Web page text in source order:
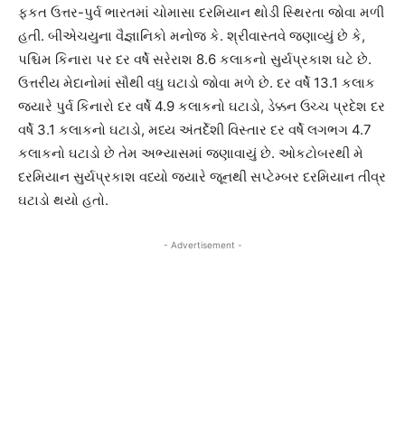
ફકત ઉત્તર-પુર્વ ભારતમાં ચોમાસા દરમિયાન થોડી સ્થિરતા જોવા મળી
હતી. બીએચયુના વૈજ્ઞાનિકો મનોજ કે. શ્રીવાસ્તવે જણાવ્યું છે કે,
પશ્ચિમ કિનારા પર દર વર્ષે સરેરાશ 8.6 કલાકનો સુર્યપ્રકાશ ઘટે છે.
ઉત્તરીય મેદાનોમાં સૌથી વધુ ઘટાડો જોવા મળે છે. દર વર્ષે 13.1 કલાક
જ્યારે પુર્વ કિનારો દર વર્ષે 4.9 કલાકનો ઘટાડો, ડેક્કન ઉચ્ચ પ્રદેશ દર
વર્ષે 3.1 કલાકનો ઘટાડો, મધ્ય અંતર્દેશી વિસ્તાર દર વર્ષે લગભગ 4.7
કલાકનો ઘટાડો છે તેમ અભ્યાસમાં જણાવાયું છે. ઓકટોબરથી મે
દરમિયાન સુર્યપ્રકાશ વધ્યો જયારે જૂનથી સપ્ટેમ્બર દરમિયાન તીવ્ર
ઘટાડો થયો હતો.
- Advertisement -